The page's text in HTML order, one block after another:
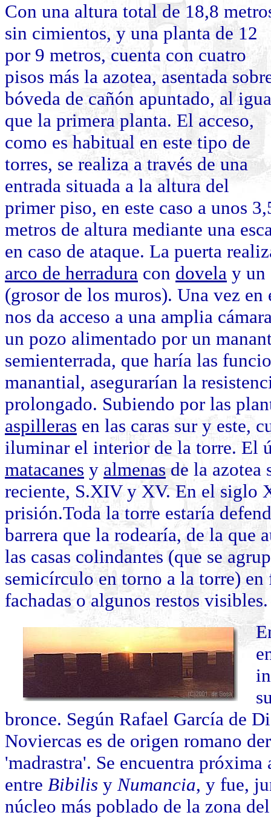
Con una altura total de 18,8
sin cimientos, y una planta de 12
por 9 metros, cuenta con cuatro
pisos más la azotea, asentada
bóveda de cañón apuntado, al
que la primera planta. El acceso,
como es habitual en este tipo de
torres, se realiza a través de una
entrada situada a la altura del
primer piso, en este caso a unos
metros de altura mediante una
en caso de ataque. La puerta
arco de herradura con dovela y un
(grosor de los muros). Una vez
nos da acceso a una amplia
un pozo alimentado por un
semienterrada, que haría las
manantial, asegurarían la
prolongado. Subiendo por las
aspilleras en las caras sur y este,
iluminar el interior de la torre. El
matacanes y almenasde la azotea
reciente, S.XIV y XV. En el siglo
prisión.Toda la torre estaría
barrera que la rodearía, de la que
las casas colindantes (que se
semicírculo en torno a la torre) en
fachadas o algunos restos visibles.
bronce. Según Rafael García de
Noviercas es de origen romano
'madrastra'. Se encuentra próxima
entre Bibilis yNumancia, y fue,
núcleo más poblado de la zona